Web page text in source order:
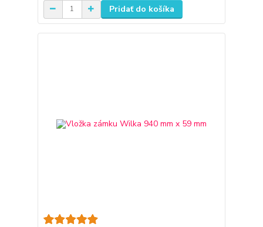
Pridať do košíka